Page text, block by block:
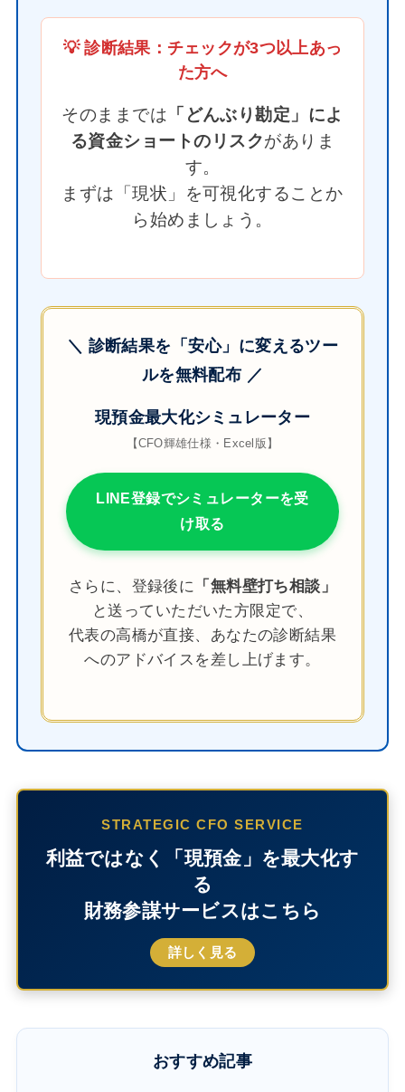
💡 診断結果：チェックが3つ以上あっ
た方へ
そのままでは 「どんぶり勘定」によ
る資金ショートのリスクがありま
す。
まずは「現状」を可視化することか
ら始めましょう。
＼ 診断結果を「安心」に変えるツー
ルを無料配布 ／
現預金最大化シミュレーター
【CFO輝雄仕様・Excel版】
LINE登録でシミュレーターを受
け取る
さらに、登録後に 「無料壁打ち相談」
と送っていただいた方限定で、
代表の高橋が直接、あなたの診断結果
へのアドバイスを差し上げます。
STRATEGIC CFO SERVICE
利益ではなく「現預金」を最大化す
る
財務参謀サービスはこちら
詳しく見る
おすすめ記事